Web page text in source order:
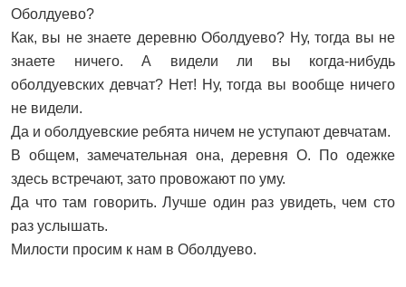
Оболдуево?
Как, вы не знаете деревню Оболдуево? Ну, тогда вы не
знаете ничего. А видели ли вы когда-нибудь
оболдуевских девчат? Нет! Ну, тогда вы вообще ничего
не видели.
Да и оболдуевские ребята ничем не уступают девчатам.
В общем, замечательная она, деревня О. По одежке
здесь встречают, зато провожают по уму.
Да что там говорить. Лучше один раз увидеть, чем сто
раз услышать.
Милости просим к нам в Оболдуево.